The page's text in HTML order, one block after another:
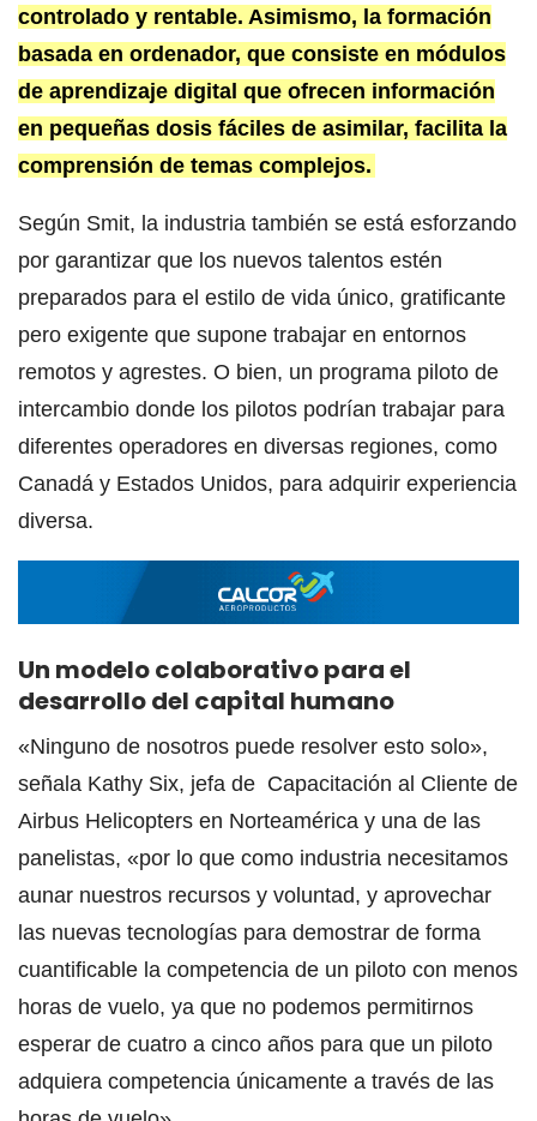
controlado y rentable. Asimismo, la formación
basada en ordenador, que consiste en módulos
de aprendizaje digital que ofrecen información
en pequeñas dosis fáciles de asimilar, facilita la
comprensión de temas complejos.
Según Smit, la industria también se está esforzando
por garantizar que los nuevos talentos estén
preparados para el estilo de vida único, gratificante
pero exigente que supone trabajar en entornos
remotos y agrestes. O bien, un programa piloto de
intercambio donde los pilotos podrían trabajar para
diferentes operadores en diversas regiones, como
Canadá y Estados Unidos, para adquirir experiencia
diversa.
Un modelo colaborativo para el
desarrollo del capital humano
«Ninguno de nosotros puede resolver esto solo»,
señala Kathy Six, jefa de Capacitación al Cliente de
Airbus Helicopters en Norteamérica y una de las
panelistas, «por lo que como industria necesitamos
aunar nuestros recursos y voluntad, y aprovechar
las nuevas tecnologías para demostrar de forma
cuantificable la competencia de un piloto con menos
horas de vuelo, ya que no podemos permitirnos
esperar de cuatro a cinco años para que un piloto
adquiera competencia únicamente a través de las